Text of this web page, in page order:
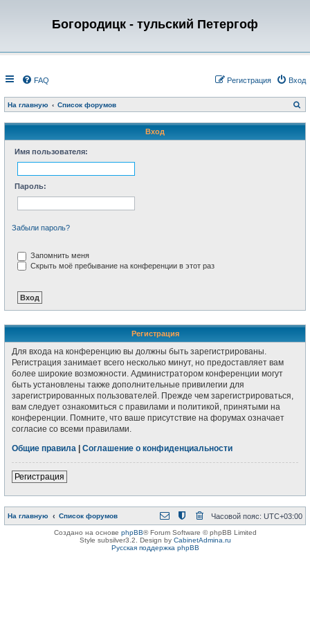
Богородицк - тульский Петергоф
FAQ Вход
Регистрация
На главную Список форумов
о
с
Вход
Имя пользователя:
Пароль:
Забыли пароль?
Запомнить меня
Скрыть моё пребывание на конференции в этот раз
Регистрация
Для входа на конференцию вы должны быть зарегистрированы.
Регистрация занимает всего несколько минут, но предоставляет вам
более широкие возможности. Администратором конференции могут
быть установлены также дополнительные привилегии для
зарегистрированных пользователей. Прежде чем зарегистрироваться,
вам следует ознакомиться с правилами и политикой, принятыми на
конференции. Помните, что ваше присутствие на форумах означает
согласие со всеми правилами.
Общие правила
Соглашение о конфиденциальности
Регистрация
На главную Список форумов Часовой пояс: UTC+03:00
Создано на основе phpBB® Forum Software © phpBB Limited
Style subsilver3.2. Design by CabinetAdmina.ru
Русская поддержка phpBB